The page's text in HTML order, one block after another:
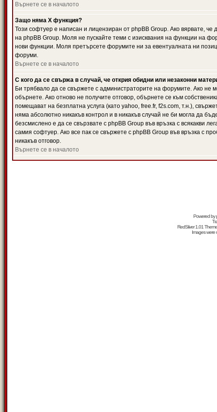
Върнете се в началото
Защо няма X функция?
Този софтуер е написан и лицензиран от phpBB Group. Ако вярвате,
на phpBB Group. Моля не пускайте теми с изисквания на функции на
нови функции. Моля претърсете форумите ни за евентуалната ни
форуми.
Върнете се в началото
С кого да се свържа в случай, че открия обидни или незаконни
Би трябвало да се свържете с администраторите на форумите. Ако не
обърнете. Ако отново не получите отговор, обърнете се към
помещават на безплатна услуга (като yahoo, free.fr, f2s.com, т.н.),
няма абсолютно никакъв контрол и в никакъв случай не би могла да
безсмислено е да се свързвате с phpBB Group във връзка с всякакви
самия софтуер. Ако все пак се свържете с phpBB Group във връзка с
никакъв отговор.
Върнете се в началото
Powered by
RedSilver 1.01
Images were